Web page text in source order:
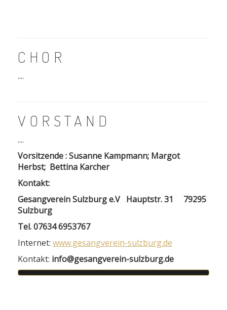
CHOR
....
VORSTAND
....
Vorsitzende :Susanne Kampmann; Margot
Herbst; Bettina Karcher
Kontakt:
Gesangverein Sulzburg e.VHauptstr. 31 79295
Sulzburg
Tel. 07634 6953767
Internet: www.gesangverein-sulzburg.de
Kontakt: info@gesangverein-sulzburg.de